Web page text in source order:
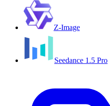
Z-Image
Seedance 1.5 Pro